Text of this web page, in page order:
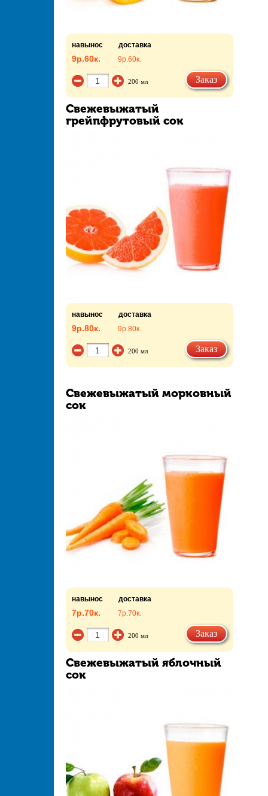
навынос доставка
9р.60к. 9р.60к.
200 мл Заказ
Свежевыжатый
грейпфрутовый сок
навынос доставка
9р.80к. 9р.80к.
200 мл Заказ
Свежевыжатый морковный
сок
навынос доставка
7р.70к. 7р.70к.
200 мл Заказ
Свежевыжатый яблочный
сок